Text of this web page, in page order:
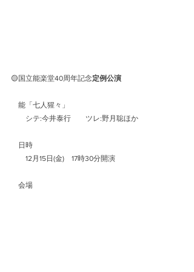
🟡国立能楽堂40周年記念定例公演
能「七人猩々」
シテ:今井泰行　　ツレ:野月聡ほか
日時
12月15日(金)　17時30分開演
会場